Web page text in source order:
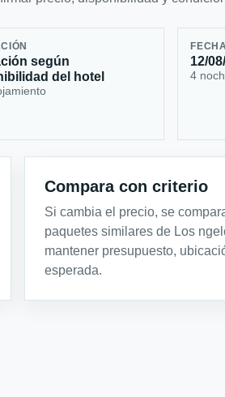
según
del hotel
12/
4
Compara con criterio
Si cambia el precio, se
paquetes similares de Los
mantener presupuesto,
esperada.